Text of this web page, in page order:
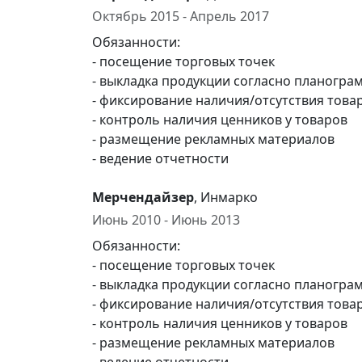
Октябрь 2015 - Апрель 2017
Обязанности:
- посещение торговых точек
- выкладка продукции согласно
- фиксирование наличия/отсутствия
- контроль наличия ценников у товаров
- размещение рекламных материалов
- ведение отчетности
Мерчендайзер, Инмарко
Июнь 2010 - Июнь 2013
Обязанности:
- посещение торговых точек
- выкладка продукции согласно
- фиксирование наличия/отсутствия
- контроль наличия ценников у товаров
- размещение рекламных материалов